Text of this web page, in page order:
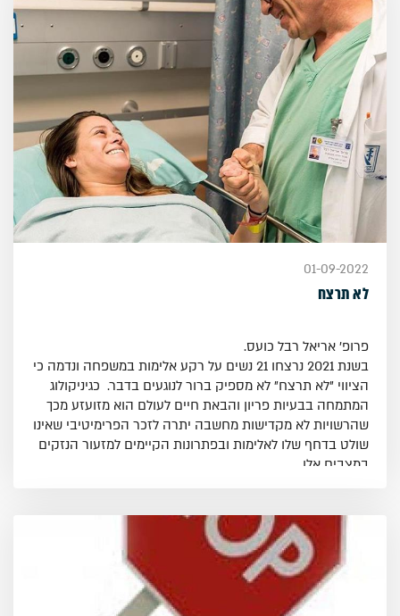
01-09-2022
לא תרצח
פרופ' אריאל רבל כועס.
בשנת 2021 נרצחו 21 נשים על רקע אלימות במשפחה ונדמה כי
הציווי "לא תרצח" לא מספיק ברור לנוגעים בדבר. כגיניקולוג
המתמחה בבעיות פריון והבאת חיים לעולם הוא מזועזע מכך
שהרשויות לא מקדישות מחשבה יתרה לזכר הפרימיטיבי שאינו
שולט בדחף שלו לאלימות ובפתרונות הקיימים למזעור הנזקים
במצבים אלו.
נגד נשים קודמת לכל הרצאה. אישה שנרצחת לא מאריכה חיים.
זו עובדה."